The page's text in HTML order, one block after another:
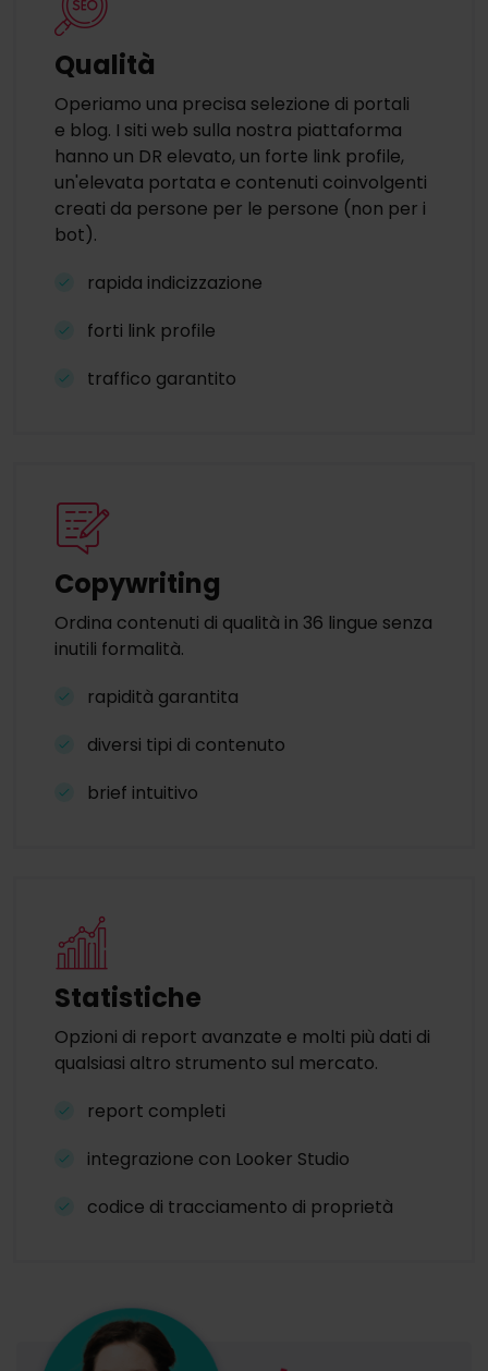
Qualità
Operiamo una precisa selezione di portali
e blog. I siti web sulla nostra piattaforma
hanno un DR elevato, un forte link profile,
un'elevata portata e contenuti coinvolgenti
creati da persone per le persone (non per i
bot).
rapida indicizzazione
forti link profile
traffico garantito
Copywriting
Ordina contenuti di qualità in 36 lingue senza
inutili formalità.
rapidità garantita
diversi tipi di contenuto
brief intuitivo
Statistiche
Opzioni di report avanzate e molti più dati di
qualsiasi altro strumento sul mercato.
report completi
integrazione con Looker Studio
codice di tracciamento di proprietà